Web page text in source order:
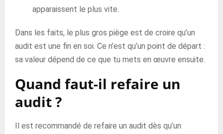
apparaissent le plus vite.
Dans les faits, le plus gros piège est de croire qu’un
audit est une fin en soi. Ce n’est qu’un point de départ :
sa valeur dépend de ce que tu mets en œuvre ensuite.
Quand faut-il refaire un
audit ?
Il est recommandé de refaire un audit dès qu’un